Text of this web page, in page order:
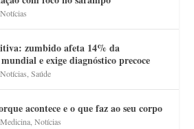
Notícias
zumbido afeta 14% da
e exige diagnóstico precoce
Notícias ,Saúde
acontece e o que faz ao seu corpo
Medicina ,Notícias